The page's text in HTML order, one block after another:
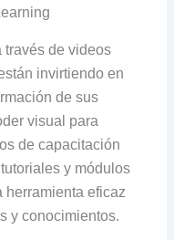
través de videos
invirtiendo en
de sus
visual para
de capacitación
y módulos
herramienta eficaz
y conocimientos.